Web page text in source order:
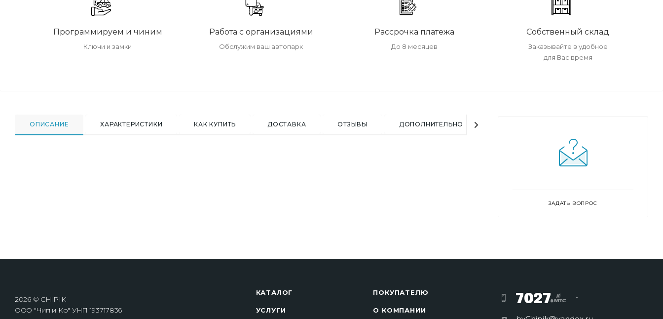
Программируем и чиним
Ключи и замки
Работа с организациями
Обслужим ваш автопарк
Рассрочка платежа
До 8 месяцев
Собственный склад
Заказывайте в удобное
для Вас время
ОПИСАНИЕ ХАРАКТЕРИСТИКИ КАК КУПИТЬ ДОСТАВКА ОТЗЫВЫ ДОПОЛНИТЕЛЬНО
ЗАДАТЬ ВОПРОС
2026 © CHIPIK
ООО "Чип и Ко" УНП 193717836
КАТАЛОГ
УСЛУГИ
ПОКУПАТЕЛЮ
О КОМПАНИИ
7027